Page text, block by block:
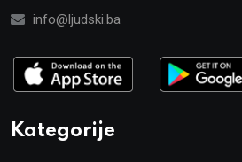
info@ljudski.ba
Kategorije